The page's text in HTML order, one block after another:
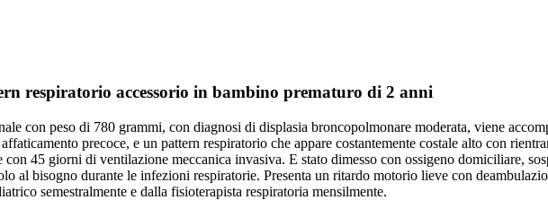
respiratorio accessorio in bambino prematuro di 2 anni
con peso di 780 grammi, con diagnosi di displasia broncopolmonare moderata, viene
precoce, e un pattern respiratorio che appare costantemente costale alto con
45 giorni di ventilazione meccanica invasiva. E stato dimesso con ossigeno domiciliare,
al bisogno durante le infezioni respiratorie. Presenta un ritardo motorio lieve con
semestralmente e dalla fisioterapista respiratoria mensilmente.